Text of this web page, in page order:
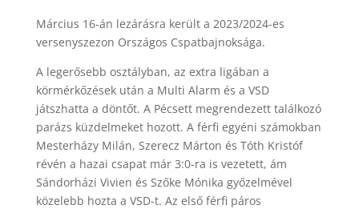
Március 16-án lezárásra került a 2023/2024-es
versenyszezon Országos Cspatbajnoksága.
A legerősebb osztályban, az extra ligában a
körmérkőzések után a Multi Alarm és a VSD
játszhatta a döntőt. A Pécsett megrendezett találkozó
parázs küzdelmeket hozott. A férfi egyéni számokban
Mesterházy Milán, Szerecz Márton és Tóth Kristóf
révén a hazai csapat már 3:0-ra is vezetett, ám
Sándorházi Vivien és Szőke Mónika győzelmével
közelebb hozta a VSD-t. Az első férfi páros